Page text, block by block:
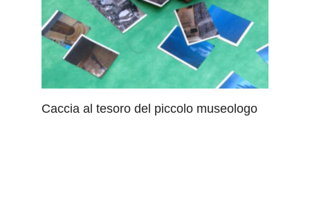
Caccia al tesoro del piccolo museologo